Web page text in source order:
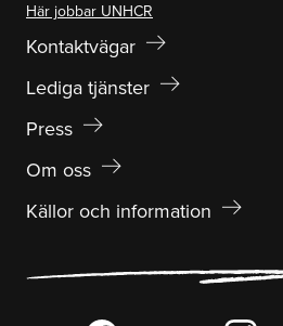
Här jobbar UNHCR
Kontaktvägar arrow_right_alt
Lediga tjänster arrow_right_alt
Press arrow_right_alt
Om oss arrow_right_alt
Källor och information arrow_right_alt